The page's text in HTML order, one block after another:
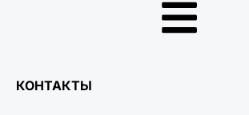
КОНТАКТЫ